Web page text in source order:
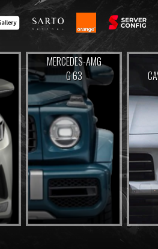
MERCEDES-AMG
G 63